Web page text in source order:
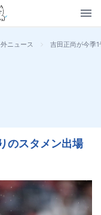
ニュース > 吉田正尚が今季
のスタメン出場